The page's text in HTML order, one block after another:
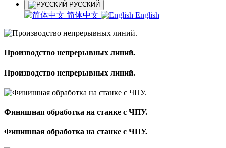
РУССКИЙ
简体中文 English
Производство непрерывных линий.
Производство непрерывных линий.
Финишная обработка на станке с ЧПУ.
Финишная обработка на станке с ЧПУ.